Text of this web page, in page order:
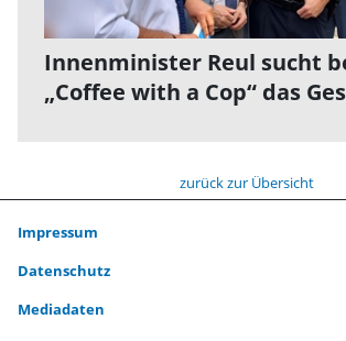
Innenminister Reul sucht
„Coffee with a Cop“ das
zurück zur Übersicht
Impressum
Datenschutz
Mediadaten